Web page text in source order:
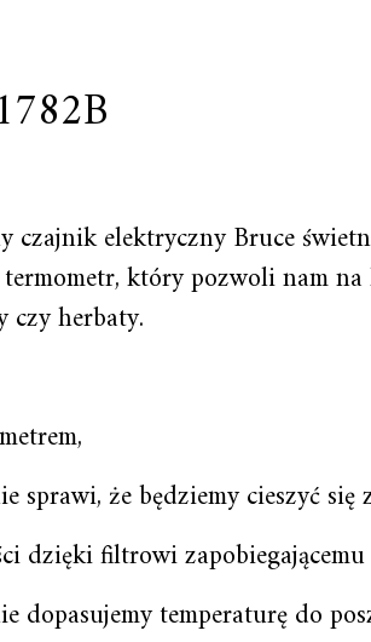
elektryczny Bruce
który pozwoli nam
herbaty.
że będziemy cieszyć się
dzięki filtrowi
dopasujemy temperaturę do